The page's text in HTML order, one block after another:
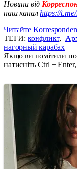
Новини від
наш канал https://
Читайте
ТЕГИ: конфликт,
нагорный карабах
Якщо ви помітили
натисніть Ctrl +